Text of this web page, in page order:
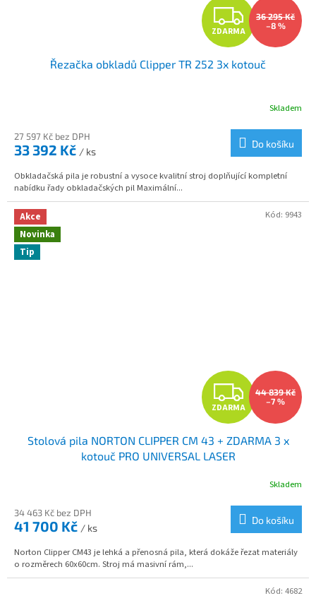
Z
D
A
M
A
ZDARMA
36 295 Kč
–8 %
Řezačka obkladů Clipper TR 252 3x kotouč
Skladem
27 597 Kč bez DPH
33 392 Kč / ks
Do košíku
Obkladačská pila je robustní a vysoce kvalitní stroj doplňující kompletní
nabídku řady obkladačských pil Maximální...
Akce
Novinka
Tip
Z
D
A
M
A
ZDARMA
44 839 Kč
–7 %
Stolová pila NORTON CLIPPER CM 43 + ZDARMA 3 x
kotouč PRO UNIVERSAL LASER
Skladem
34 463 Kč bez DPH
41 700 Kč / ks
Do košíku
Norton Clipper CM43 je lehká a přenosná pila, která dokáže řezat materiály
o rozměrech 60x60cm. Stroj má masivní rám,...
Kód: 9943
Kód: 4682